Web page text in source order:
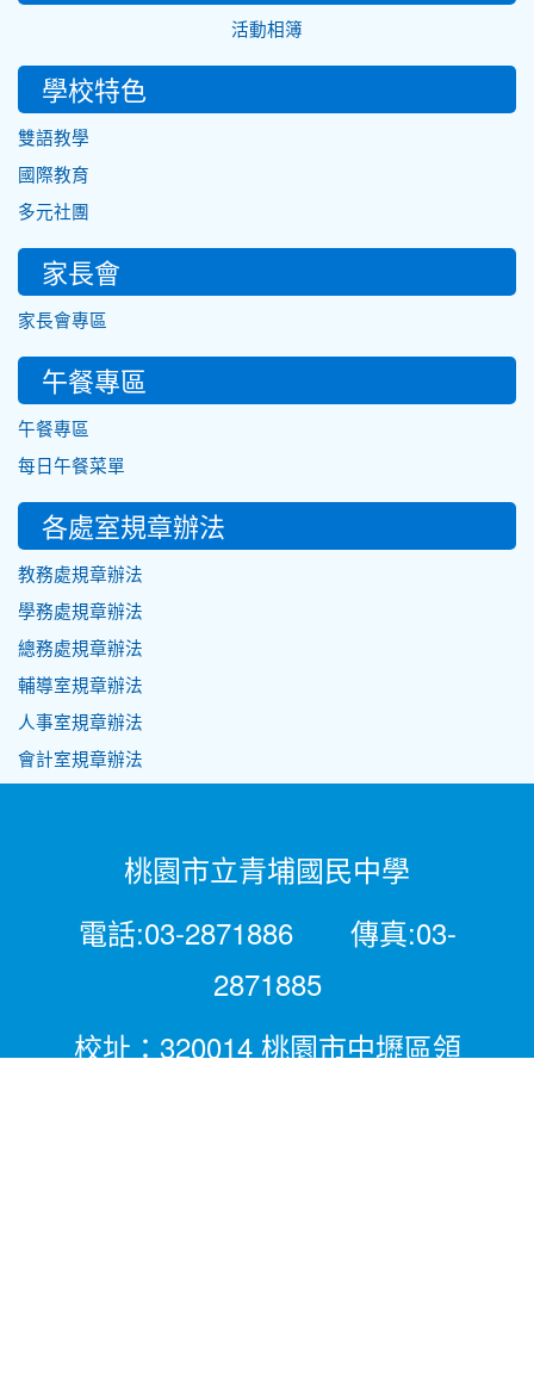
活動相簿
學校特色
雙語教學
國際教育
多元社團
家長會
家長會專區
午餐專區
午餐專區
每日午餐菜單
各處室規章辦法
教務處規章辦法
學務處規章辦法
總務處規章辦法
輔導室規章辦法
人事室規章辦法
會計室規章辦法
桃園市立青埔國民中學
電話:03-2871886 傳真:03-
2871885
校址：320014 桃園市中壢區領